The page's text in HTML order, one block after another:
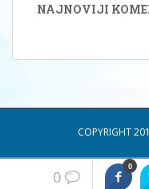
NAJNOVIJI
COPYRIGHT
0
0